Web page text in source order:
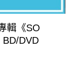
輯《SO
DVD